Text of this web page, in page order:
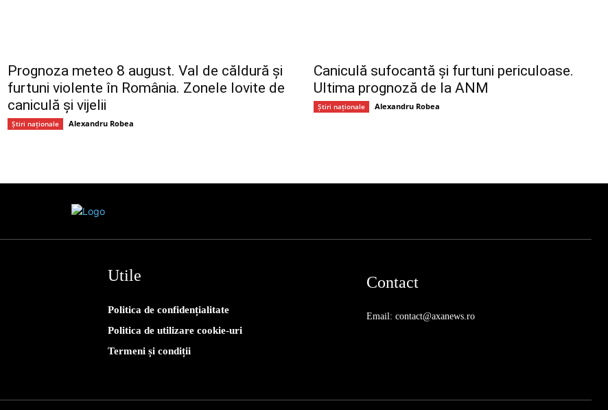
Prognoza meteo 8 august. Val de căldură și
furtuni violente în România. Zonele lovite de
caniculă și vijelii
Știri naționale Alexandru Robea
Caniculă sufocantă și furtuni periculoase.
Ultima prognoză de la ANM
Știri naționale Alexandru Robea
Utile
Politica de confidențialitate
Politica de utilizare cookie-uri
Termeni și condiții
Contact
Email: contact@axanews.ro